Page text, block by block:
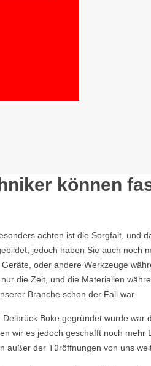
können
achten ist die Sorgfalt, und
jedoch haben Sie auch
oder andere Werkzeuge
die Zeit, und die Materialien
Branche schon der Fall war.
Boke gegründet wurde
wir es jedoch geschafft noch
der Türöffnungen von uns